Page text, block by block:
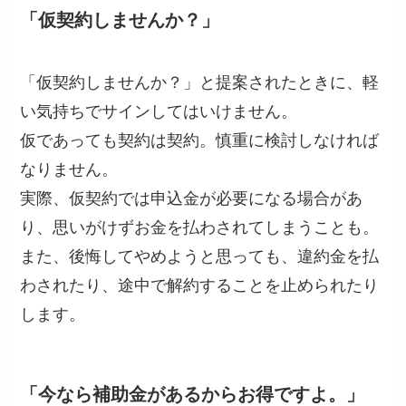
「仮契約しませんか？」
「仮契約しませんか？」と提案されたときに、軽
い気持ちでサインしてはいけません。
仮であっても契約は契約。慎重に検討しなければ
なりません。
実際、仮契約では申込金が必要になる場合があ
り、思いがけずお金を払わされてしまうことも。
また、後悔してやめようと思っても、違約金を払
わされたり、途中で解約することを止められたり
します。
「今なら補助金があるからお得ですよ。」